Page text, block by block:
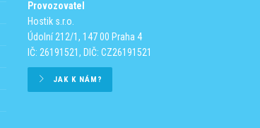
Provozovatel
Hostik s.r.o.
Údolní 212/1, 147 00 Praha 4
IČ: 26191521, DIČ: CZ26191521
JAK K NÁM?